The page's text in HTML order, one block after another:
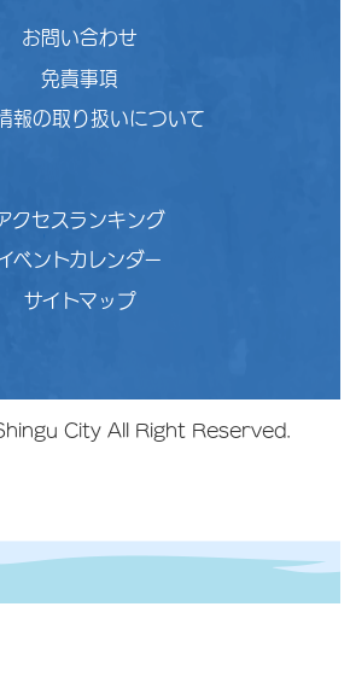
お問い合わせ
免責事項
報の取り扱いについて
クセスランキング
ベントカレンダー
サイトマップ
City All Right Reserved.